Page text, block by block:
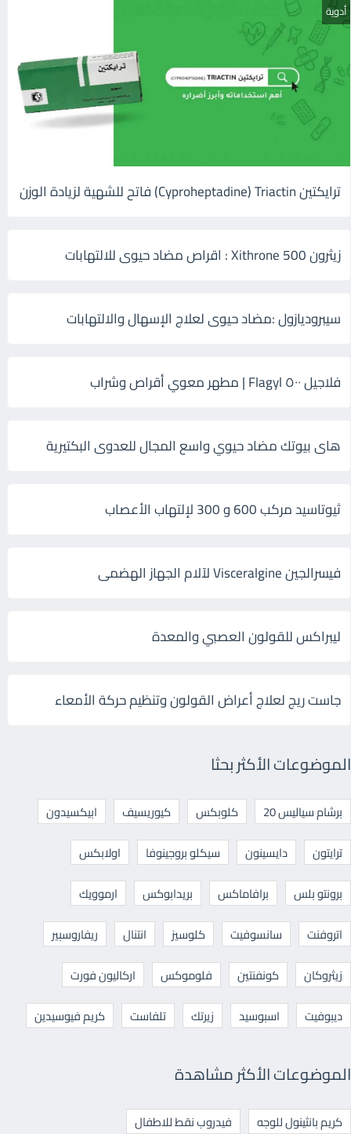
أدوية
ترايكتين Cyproheptadine) Triactin) فاتح للشهية لزيادة الوزن
زيثرون 500 Xithrone : اقراص مضاد حيوى للالتهابات
سيبروديازول :مضاد حيوى لعلاج الإسهال والالتهابات
فلاجيل ٥٠٠ Flagyl | مطهر معوي أقراص وشراب
هاى بيوتك مضاد حيوي واسع المجال للعدوى البكتيرية
ثيوتاسيد مركب 600 و 300 لإلتهاب الأعصاب
فيسرالجين Visceralgine لآلام الجهاز الهضمى
ليبراكس للقولون العصبي والمعدة
جاست ريج لعلاج أعراض القولون وتنظيم حركة الأمعاء
الموضوعات الأكثر بحثا
برشام سياليس 20 كلوبكس كيوريسيف
ابيكسيدون
ترايتون
دايسينون سيكلو بروجينوفا
اولابكس
برونتو بلس
برافاماكس بريدابوكس
ارموويك
اتروفنت
سانسوفيت كلوسيز انتنال
ريفاروسبير
زيثروكان
كونفنتين فلوموكس
اركاليون فورت
ديبوفيت
اسبوسيد زيرتك تلفاست كريم فيوسيدين
الموضوعات الأكثر مشاهدة
كريم بانثينول للوجه فيدروب نقط للاطفال